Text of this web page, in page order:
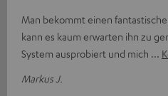
Man bekommt einen
kann es kaum erwarten ihn zu
System ausprobiert und mich
Markus J.